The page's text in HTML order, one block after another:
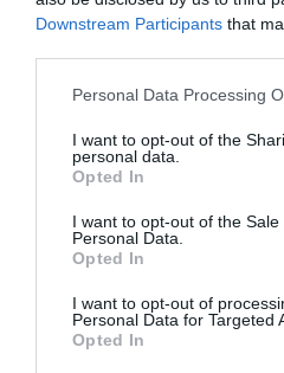
Downstream Participants that
Please note that this website/
not limited to your visit or usage
grant or deny consent to
use your data for below
consent section.
Personal Data Processing
I want to opt-out of the
personal data.
Opted In
I want to opt-out of the Sale
Personal Data.
Opted In
I want to opt-out of
Personal Data for Targeted
Opted In
În categoria „cel care
participanți, adică acei